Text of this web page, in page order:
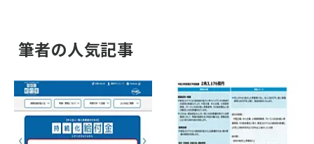
筆者の人気記事